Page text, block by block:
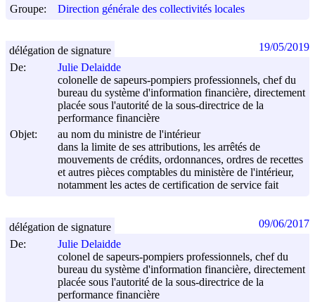
Groupe:
Direction générale des collectivités locales
De:
Julie Delaidde
colonelle de sapeurs-pompiers professionnels, chef du
bureau du système d'information financière, directement
placée sous l'autorité de la sous-directrice de la
performance financière
Objet:
au nom du ministre de l'intérieur
dans la limite de ses attributions, les arrêtés de
mouvements de crédits, ordonnances, ordres de recettes
et autres pièces comptables du ministère de l'intérieur,
notamment les actes de certification de service fait
délégation de signature 19/05/2019
De:
Julie Delaidde
colonel de sapeurs-pompiers professionnels, chef du
bureau du système d'information financière, directement
placée sous l'autorité de la sous-directrice de la
performance financière
délégation de signature 09/06/2017